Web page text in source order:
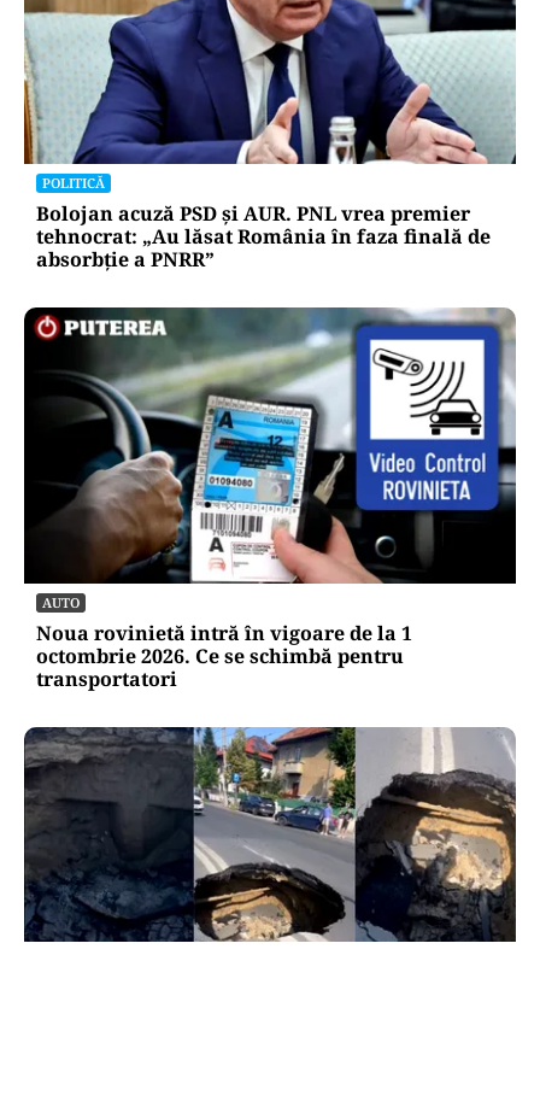
POLITICĂ
Bolojan acuză PSD și AUR. PNL vrea premier
tehnocrat: „Au lăsat România în faza finală de
absorbţie a PNRR”
AUTO
Noua rovinietă intră în vigoare de la 1
octombrie 2026. Ce se schimbă pentru
transportatori